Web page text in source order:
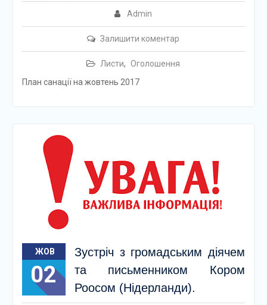
Admin
Залишити коментар
Листи, Оголошення
План санації на жовтень 2017
ЖОВ
02
Зустріч з громадським діячем
та письменником Кором
Роосом (Нідерланди).